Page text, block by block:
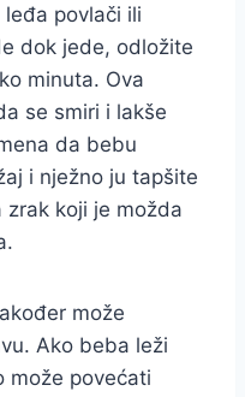
povlači ili
dok jede, odložite
minuta. Ova
se smiri i lakše
da bebu
i nježno ju tapšite
koji je možda
može
Ako beba leži
može povećati